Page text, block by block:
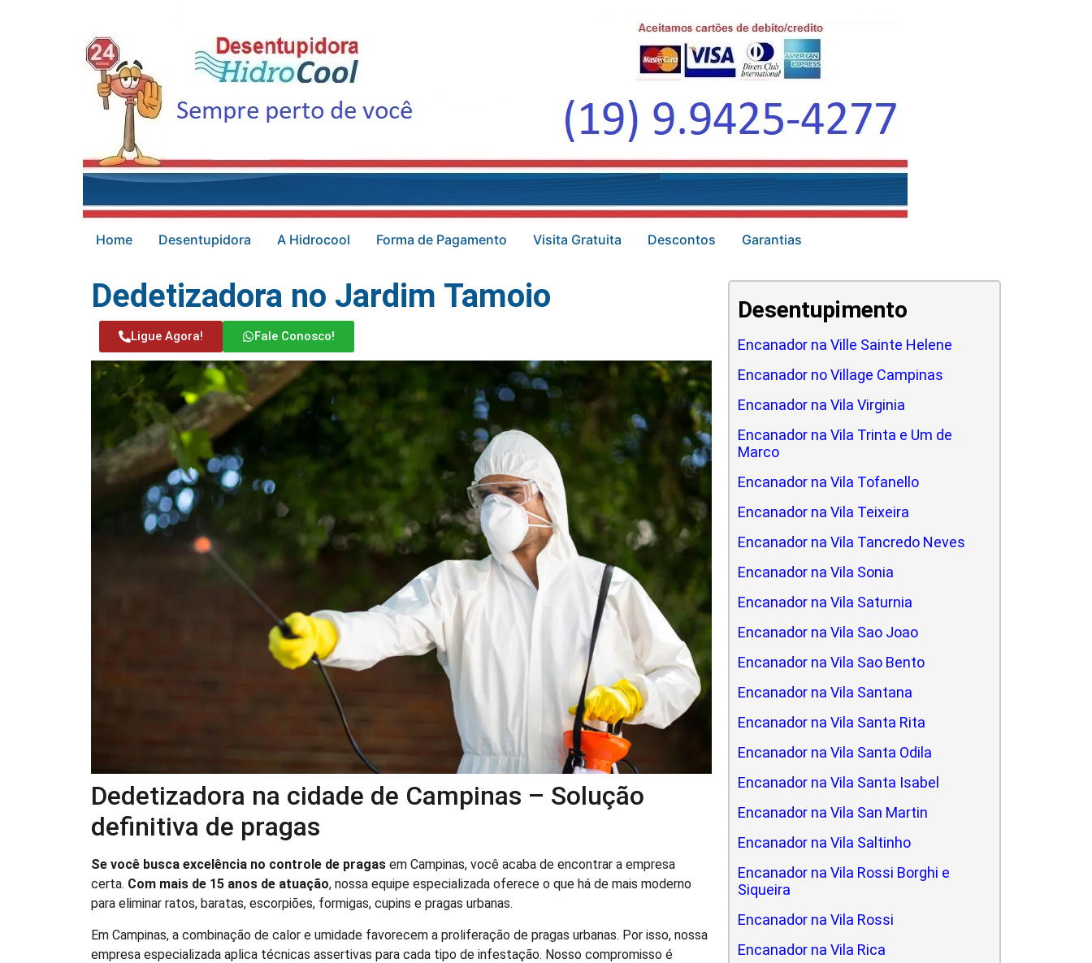
Home Desentupidora A Hidrocool Forma de Pagamento Visita Gratuita Descontos Garantias
Dedetizadora no Jardim Tamoio
Ligue Agora! Fale Conosco!
Dedetizadora na cidade de Campinas – Solução
definitiva de pragas
Se você busca excelência no controle de pragas em Campinas, você acaba de encontrar a empresa
certa. Com mais de 15 anos de atuação, nossa equipe especializada oferece o que há de mais moderno
para eliminar ratos, baratas, escorpiões, formigas, cupins e pragas urbanas.
Em Campinas, a combinação de calor e umidade favorecem a proliferação de pragas urbanas. Por isso, nossa
empresa especializada aplica técnicas assertivas para cada tipo de infestação. Nosso compromisso é
Desentupimento
Encanador na Ville Sainte Helene
Encanador no Village Campinas
Encanador na Vila Virginia
Encanador na Vila Trinta e Um de
Marco
Encanador na Vila Tofanello
Encanador na Vila Teixeira
Encanador na Vila Tancredo Neves
Encanador na Vila Sonia
Encanador na Vila Saturnia
Encanador na Vila Sao Joao
Encanador na Vila Sao Bento
Encanador na Vila Santana
Encanador na Vila Santa Rita
Encanador na Vila Santa Odila
Encanador na Vila Santa Isabel
Encanador na Vila San Martin
Encanador na Vila Saltinho
Encanador na Vila Rossi Borghi e
Siqueira
Encanador na Vila Rossi
Encanador na Vila Rica